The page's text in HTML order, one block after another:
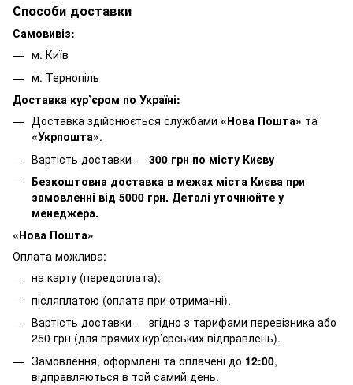
Способи доставки
Самовивіз:
м. Київ
м. Тернопіль
Доставка кур’єром по Україні:
Доставка здійснюється службами «Нова Пошта» та
«Укрпошта».
Вартість доставки — 300 грн по місту Києву
Безкоштовна доставка в межах міста Києва при
замовленні від 5000 грн. Деталі уточнюйте у
менеджера.
«Нова Пошта»
Оплата можлива:
на карту (передоплата);
післяплатою (оплата при отриманні).
Вартість доставки — згідно з тарифами перевізника або
250 грн (для прямих кур’єрських відправлень).
Замовлення, оформлені та оплачені до 12:00,
відправляються в той самий день.